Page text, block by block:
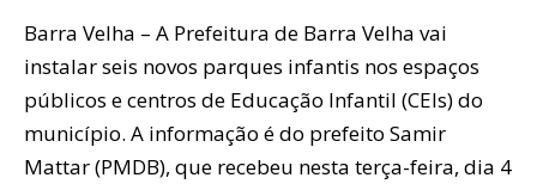
Barra Velha – A Prefeitura de Barra Velha vai
instalar seis novos parques infantis nos espaços
públicos e centros de Educação Infantil (CEIs) do
município. A informação é do prefeito Samir
Mattar (PMDB), que recebeu nesta terça-feira, dia 4